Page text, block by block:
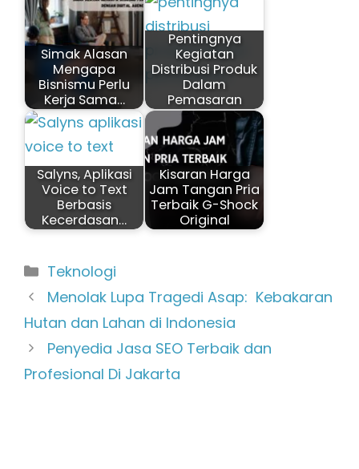
Simak Alasan
Mengapa
Bisnismu Perlu
Kerja Sama…
Pentingnya
Kegiatan
Distribusi Produk
Dalam
Pemasaran
Salyns, Aplikasi
Voice to Text
Berbasis
Kecerdasan…
Kisaran Harga
Jam Tangan Pria
Terbaik G-Shock
Original
Kategori
Teknologi
Menolak Lupa Tragedi Asap: Kebakaran
Hutan dan Lahan di Indonesia
Penyedia Jasa SEO Terbaik dan
Profesional Di Jakarta